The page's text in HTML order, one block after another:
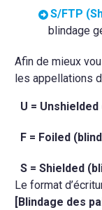
S/FTP
blindage
Afin de mieux
les appellations
U =
F = Foiled
S = Shielded
Le format
[Blindage des